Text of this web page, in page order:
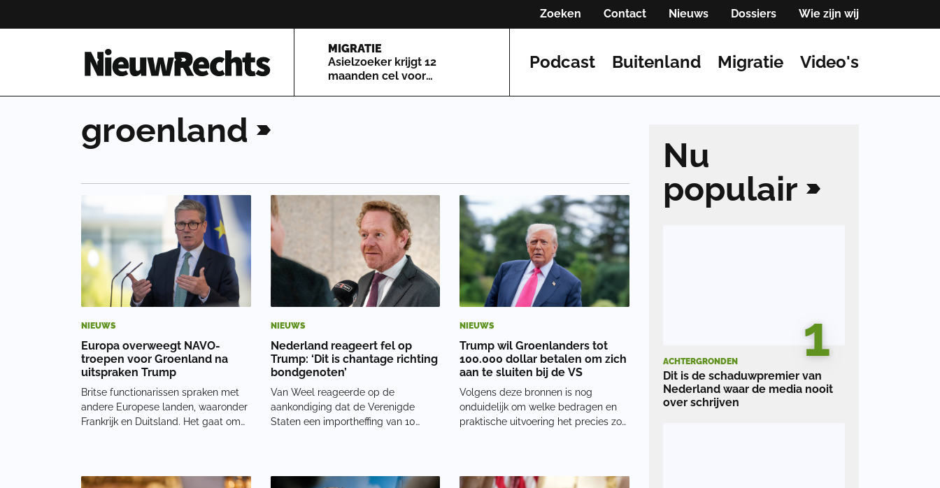
Zoeken Contact Nieuws Dossiers Wie zijn wij
Homepage van NieuwRechts
MIGRATIE
Asielzoeker krijgt 12
maanden cel voor
Podcast Buitenland Migratie Video's
groenland
NIEUWS
Europa overweegt NAVO-
troepen voor Groenland na
uitspraken Trump
Britse functionarissen spraken met
andere Europese landen, waaronder
Frankrijk en Duitsland. Het gaat om
oorlogsschepen en vliegtuigen om
NIEUWS
Nederland reageert fel op
Trump: ‘Dit is chantage richting
bondgenoten’
Van Weel reageerde op de
aankondiging dat de Verenigde
Staten een importheffing van 10
Trump maakte die maatregel
NIEUWS
Trump wil Groenlanders tot
100.000 dollar betalen om zich
aan te sluiten bij de VS
Volgens deze bronnen is nog
onduidelijk om welke bedragen en
praktische uitvoering het precies zou
persoon. Groenland telt ongeveer
Nu
populair
1
ACHTERGRONDEN
Dit is de schaduwpremier van
Nederland waar de media nooit
over schrijven